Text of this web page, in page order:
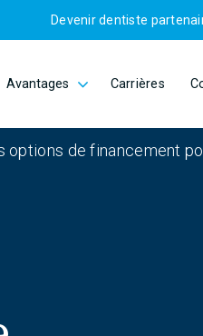
Avantages Carrières
Devenir dentiste
de financement